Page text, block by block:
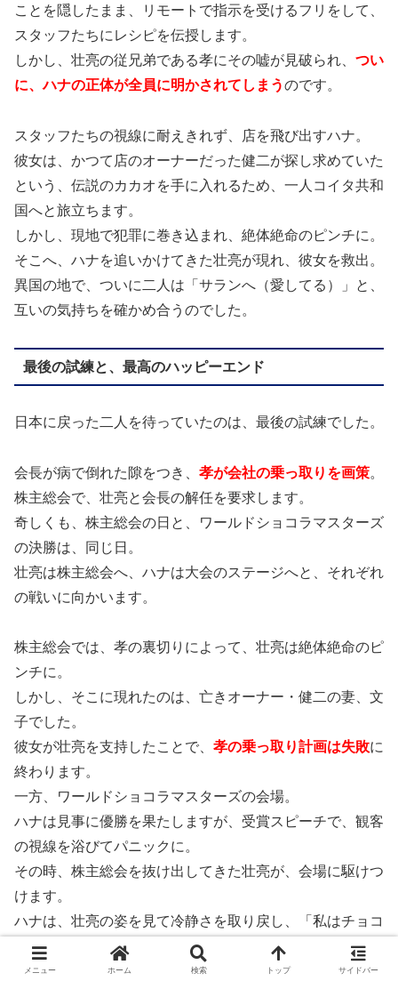
ことを隠したまま、リモートで指示を受けるフリをして、
スタッフたちにレシピを伝授します。
しかし、壮亮の従兄弟である孝にその嘘が見破られ、 つい
に、ハナの正体が全員に明かされてしまうのです。
スタッフたちの視線に耐えきれず、店を飛び出すハナ。
彼女は、かつて店のオーナーだった健二が探し求めていた
という、伝説のカカオを手に入れるため、一人コイタ共和
国へと旅立ちます。
しかし、現地で犯罪に巻き込まれ、絶体絶命のピンチに。
そこへ、ハナを追いかけてきた壮亮が現れ、彼女を救出。
異国の地で、ついに二人は「サランへ（愛してる）」と、
互いの気持ちを確かめ合うのでした。
最後の試練と、最高のハッピーエンド
日本に戻った二人を待っていたのは、最後の試練でした。
会長が病で倒れた隙をつき、 孝が会社の乗っ取りを画策
株主総会で、壮亮と会長の解任を要求します。
奇しくも、株主総会の日と、ワールドショコラマスターズ
の決勝は、同じ日。
壮亮は株主総会へ、ハナは大会のステージへと、それぞれ
の戦いに向かいます。
株主総会では、孝の裏切りによって、壮亮は絶体絶命のピ
ンチに。
しかし、そこに現れたのは、亡きオーナー・健二の妻、文
子でした。
彼女が壮亮を支持したことで、 孝の乗っ取り計画は失敗に
終わります。
一方、ワールドショコラマスターズの会場。
ハナは見事に優勝を果たしますが、受賞スピーチで、観客
の視線を浴びてパニックに。
その時、株主総会を抜け出してきた壮亮が、会場に駆けつ
けます。
ハナは、壮亮の姿を見て冷静さを取り戻し、「私はチョコ
レートに救われた」と、感動的なスピーチを成し遂げるの
でした。
メニュー ホーム 検索 トップ サイドバー